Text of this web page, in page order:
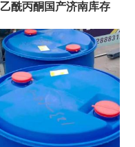
乙酰丙酮国产济南库存